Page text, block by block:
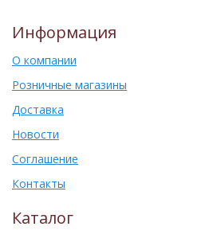
Информация
О компании
Розничные магазины
Доставка
Новости
Соглашение
Контакты
Каталог